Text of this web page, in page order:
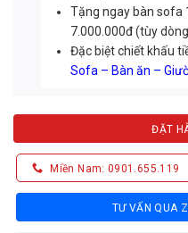
Tặng ngay bàn sofa
7.000.000đ (tùy
Đặc biệt chiết khấu
Sofa – Bàn ăn –
ĐẶT
Miền Nam: 0901.655.119
TƯ VẤN QUA